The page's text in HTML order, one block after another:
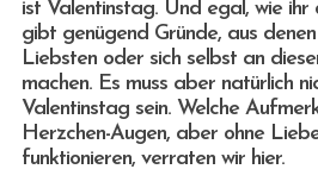
ist Valentinstag. Und egal, wie
gibt genügend Gründe, aus
Liebsten oder sich selbst an
machen. Es muss aber natürlich
Valentinstag sein. Welche
Herzchen-Augen, aber ohne
funktionieren, verraten wir hier.